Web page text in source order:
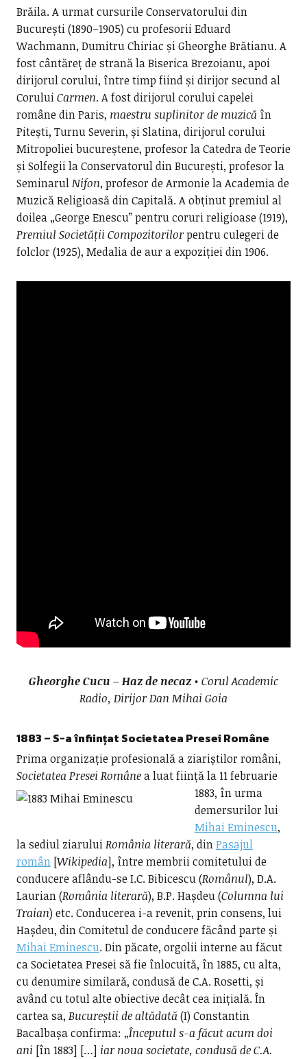
Brăila. A urmat cursurile Conservatorului din
București (1890–1905) cu profesorii Eduard
Wachmann, Dumitru Chiriac și Gheorghe Brătianu. A
fost cântăreț de strană la Biserica Brezoianu, apoi
dirijorul corului, între timp fiind și dirijor secund al
CoruluiCarmen. A fost dirijorul corului capelei
române din Paris, maestru suplinitor de muzică în
Pitești, Turnu Severin, și Slatina, dirijorul corului
Mitropoliei bucureștene, profesor la Catedra de Teorie
și Solfegii la Conservatorul din București, profesor la
SeminarulNifon, profesor de Armonie la Academia de
Muzică Religioasă din Capitală. A obținut premiul al
doilea „George Enescu” pentru coruri religioase (1919),
Premiul Societății Compozitorilorpentru culegeri de
folclor (1925), Medalia de aur a expoziției din 1906.
Gheorghe Cucu – Haz de necaz• Corul Academic
Radio, Dirijor Dan Mihai Goia
1883 – S-a înființat Societatea Presei Române
Prima organizație profesională a ziariștilor români,
Societatea Presei Românea luat ființă la 11 februarie
1883, în urma
demersurilor lui
Mihai Eminescu,
la sediul ziaruluiRomânia literară, dinPasajul
român[Wikipedia], între membrii comitetului de
conducere aflându-se I.C. Bibicescu (Românul), D.A.
Laurian (România literară), B.P. Hașdeu (Columna lui
Traian) etc. Conducerea i-a revenit, prin consens, lui
Hașdeu, din Comitetul de conducere făcând parte și
Mihai Eminescu. Din păcate, orgolii interne au făcut
ca Societatea Presei să fie înlocuită, în 1885, cu alta,
cu denumire similară, condusă de C.A. Rosetti, și
având cu totul alte obiective decât cea inițială. În
cartea sa, Bucureștii de altădată (I) Constantin
Bacalbașa confirma: „Începutul s-a făcut acum doi
ani [în 1883] […] iar noua societate, condusă de C.A.